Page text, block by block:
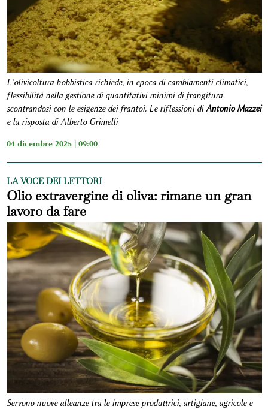
L’olivicoltura hobbistica richiede, in epoca di cambiamenti climatici,
flessibilità nella gestione di quantitativi minimi di frangitura
scontrandosi con le esigenze dei frantoi. Le riflessioni diAntonio Mazzei
e la risposta di Alberto Grimelli
04 dicembre 2025 | 09:00
LA VOCE DEI LETTORI
Olio extravergine di oliva: rimane un gran
lavoro da fare
Servono nuove alleanze tra le imprese produttrici, artigiane, agricole e